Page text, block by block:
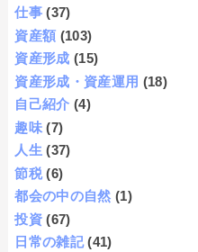
仕事 (37)
資産額 (103)
資産形成 (15)
資産形成・資産運用 (18)
自己紹介 (4)
趣味 (7)
人生 (37)
節税 (6)
都会の中の自然 (1)
投資 (67)
日常の雑記 (41)